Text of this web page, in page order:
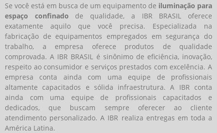
Se você está em busca de um equipamento de iluminação para
espaço confinado de qualidade, a IBR BRASIL oferece
exatamente aquilo que você precisa. Especializada na
fabricação de equipamentos empregados em segurança do
trabalho, a empresa oferece produtos de qualidade
comprovada. A IBR BRASIL é sinônimo de eficiência, inovação,
respeito ao consumidor e serviços prestados com excelência. A
empresa conta ainda com uma equipe de profissionais
altamente capacitados e sólida infraestrutura. A IBR conta
ainda com uma equipe de profissionais capacitados e
dedicados, que buscam sempre oferecer ao cliente
atendimento personalizado. A IBR realiza entregas em toda a
América Latina.